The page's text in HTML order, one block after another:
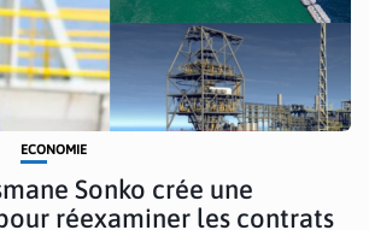
ECONOMIE
Sonko crée une
réexaminer les contrats